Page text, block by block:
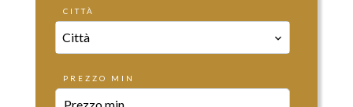
CITTÀ
Città
PREZZO MIN